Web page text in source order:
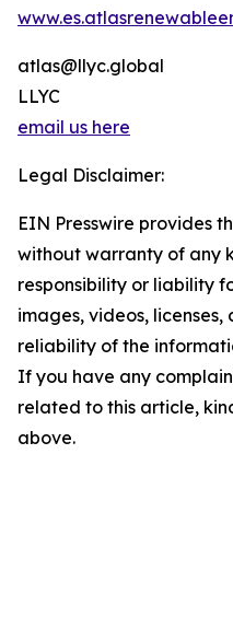
atlas@llyc.global
LLYC
email us here
Legal Disclaimer:
EIN Presswire provides
without warranty of any
responsibility or liability
images, videos,
reliability of the
If you have any
related to this article,
above.